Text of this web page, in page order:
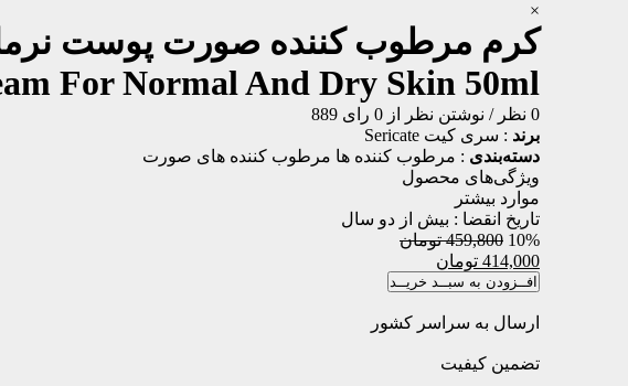
×
کرم مرطوب کننده صورت پوست
For Normal And Dry Skin 50ml
0 نظر / نوشتن نظر از 0 رای
889
برند : سری کیت Sericate
دسته‌بندی : مرطوب کننده ها مرطوب کننده های صورت
ویژگی‌های محصول
موارد بیشتر
تاریخ انقضا : بیش از دو سال
10% 459,800 تومان
414,000 تومان
افــزودن به سبــد خریــد
ارسال به سراسر کشور
تضمین کیفیت